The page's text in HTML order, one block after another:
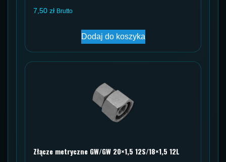
7,50 zł Brutto
Dodaj do koszyka
Złącze metryczne GW/GW 20×1,5 12S/18×1,5 12L